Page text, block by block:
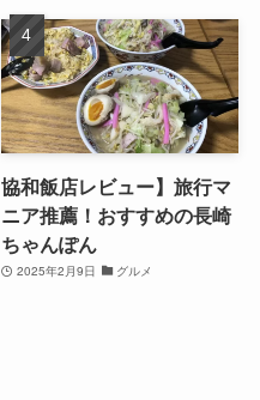
協和飯店レビュー】旅行マ
ニア推薦！おすすめの長崎
ちゃんぽん
2025年2月9日 グルメ